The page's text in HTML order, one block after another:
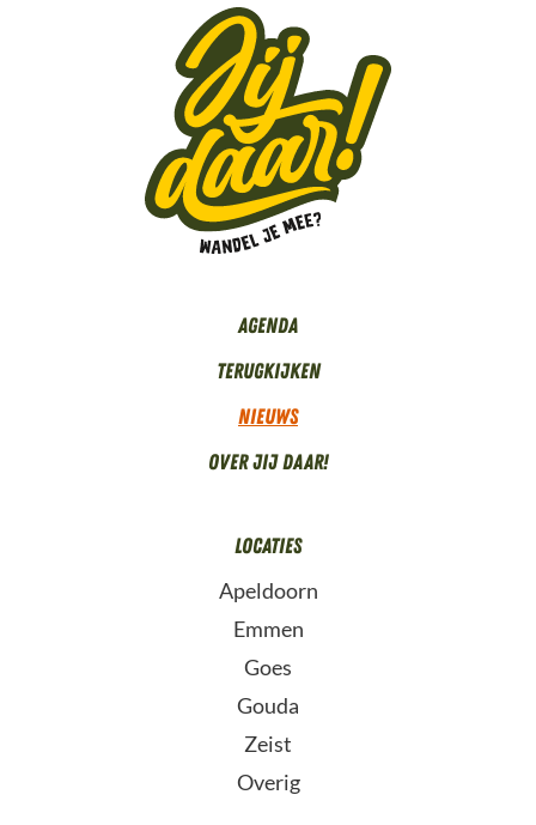
Agenda
Terugkijken
Nieuws
Over Jij daar!
Locaties
Apeldoorn
Emmen
Goes
Gouda
Zeist
Overig